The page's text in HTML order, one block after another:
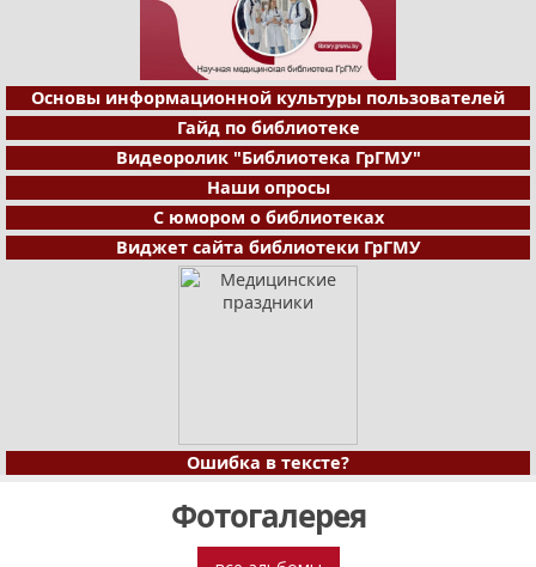
Основы информационной культуры пользователей
Гайд по библиотеке
Видеоролик "Библиотека ГрГМУ"
Наши опросы
С юмором о библиотеках
Виджет сайта библиотеки ГрГМУ
Ошибка в тексте?
Фотогалерея